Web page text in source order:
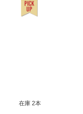
在庫 2本